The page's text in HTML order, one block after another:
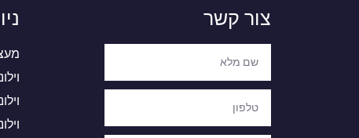
צור קשר